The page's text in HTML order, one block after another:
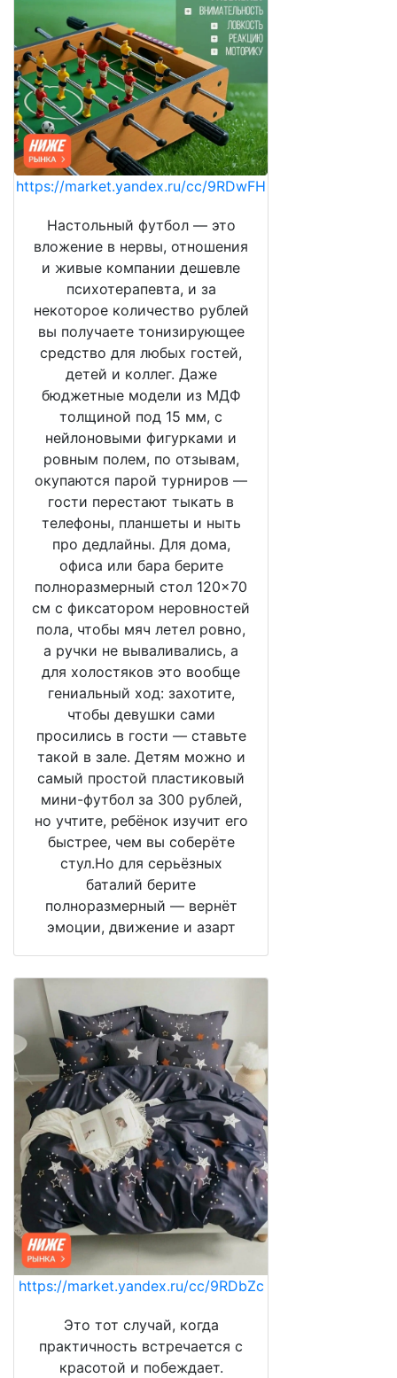
https://market.yandex.ru/cc/9RDwFH
Настольный футбол — это
вложение в нервы, отношения
и живые компании дешевле
психотерапевта, и за
некоторое количество рублей
вы получаете тонизирующее
средство для любых гостей,
детей и коллег. Даже
бюджетные модели из МДФ
толщиной под 15 мм, с
нейлоновыми фигурками и
ровным полем, по отзывам,
окупаются парой турниров —
гости перестают тыкать в
телефоны, планшеты и ныть
про дедлайны. Для дома,
офиса или бара берите
полноразмерный стол 120×70
см с фиксатором неровностей
пола, чтобы мяч летел ровно,
а ручки не вываливались, а
для холостяков это вообще
гениальный ход: захотите,
чтобы девушки сами
просились в гости — ставьте
такой в зале. Детям можно и
самый простой пластиковый
мини-футбол за 300 рублей,
но учтите, ребёнок изучит его
быстрее, чем вы соберёте
стул.Но для серьёзных
баталий берите
полноразмерный — вернёт
эмоции, движение и азарт
https://market.yandex.ru/cc/9RDbZc
Это тот случай, когда
практичность встречается с
красотой и побеждает.